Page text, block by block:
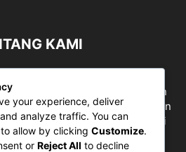
KAMI
sebagai entitas pemberian
literasi mutlak diperlukan
berpikir kritis untuk hidup di
informasi.
your experience, deliver
analyze traffic. You can
allow by clicking Customize.
or Reject All to decline